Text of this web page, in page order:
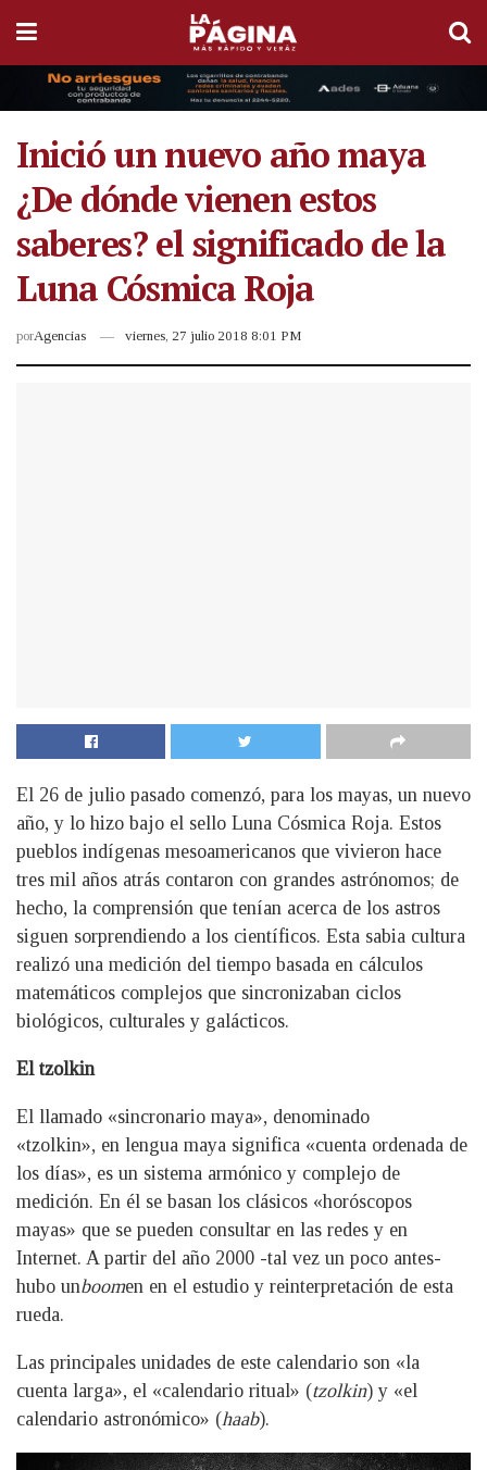
Inició un nuevo año maya
¿De dónde vienen estos
saberes? el significado de la
Luna Cósmica Roja
porAgencias viernes, 27 julio 2018 8:01 PM
El 26 de julio pasado comenzó, para los mayas, un nuevo
año, y lo hizo bajo el sello Luna Cósmica Roja. Estos
pueblos indígenas mesoamericanos que vivieron hace
tres mil años atrás contaron con grandes astrónomos; de
hecho, la comprensión que tenían acerca de los astros
siguen sorprendiendo a los científicos. Esta sabia cultura
realizó una medición del tiempo basada en cálculos
matemáticos complejos que sincronizaban ciclos
biológicos, culturales y galácticos.
El tzolkin
El llamado «sincronario maya», denominado
«tzolkin», en lengua maya significa «cuenta ordenada de
los días», es un sistema armónico y complejo de
medición. En él se basan los clásicos «horóscopos
mayas» que se pueden consultar en las redes y en
Internet. A partir del año 2000 -tal vez un poco antes-
hubo unboomen en el estudio y reinterpretación de esta
rueda.
Las principales unidades de este calendario son «la
cuenta larga», el «calendario ritual» (tzolkin) y «el
calendario astronómico» (haab).